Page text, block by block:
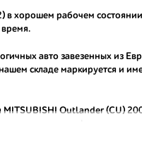
хорошем рабочем
авто завезенных из
складе маркируется и
MITSUBISHI Outlander (CU)
от контрафактных